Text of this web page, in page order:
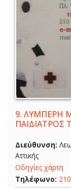
9. ΛΥΜΠΕΡΗ
ΠΑΙΔΙΑΤΡΟΣ
Διεύθυνση:
Αττικής
Οδηγίες χάρτη
Τηλέφωνο: